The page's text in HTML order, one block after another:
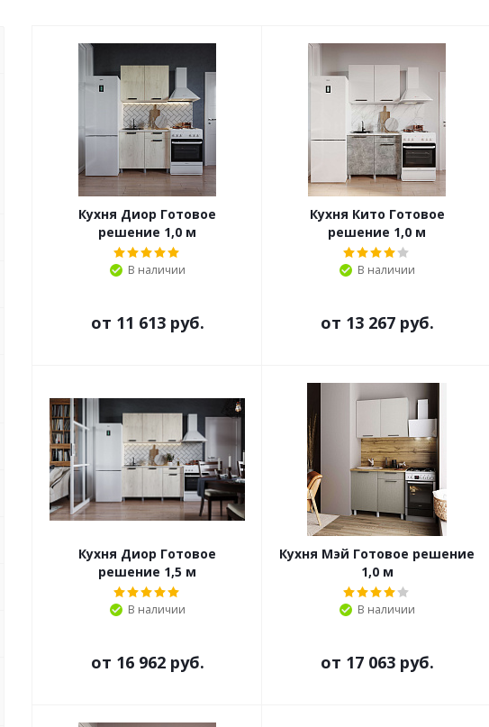
Кухня Диор Готовое
решение 1,0 м
В наличии
от 11 613 руб.
Кухня Кито Готовое
решение 1,0 м
В наличии
от 13 267 руб.
Кухня Диор Готовое
решение 1,5 м
В наличии
от 16 962 руб.
Кухня Мэй Готовое решение
1,0 м
В наличии
от 17 063 руб.